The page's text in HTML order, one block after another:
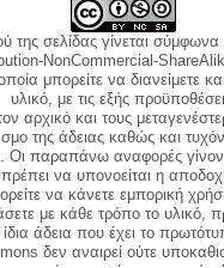
της σελίδας γίνεται
NonCommercial-
μπορείτε να διανείμετε
υλικό, με τις εξής
αρχικό και τους
της άδειας καθώς και
Οι παραπάνω αναφορές
να υπονοείται η
να κάνετε εμπορική
με κάθε τρόπο το υλικό,
ίδια άδεια που έχει το
δεν αναιρεί ούτε